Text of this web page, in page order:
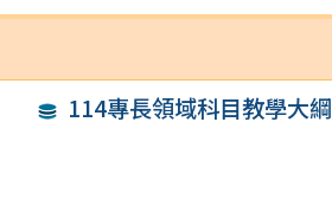
114專長領域科目教學大綱